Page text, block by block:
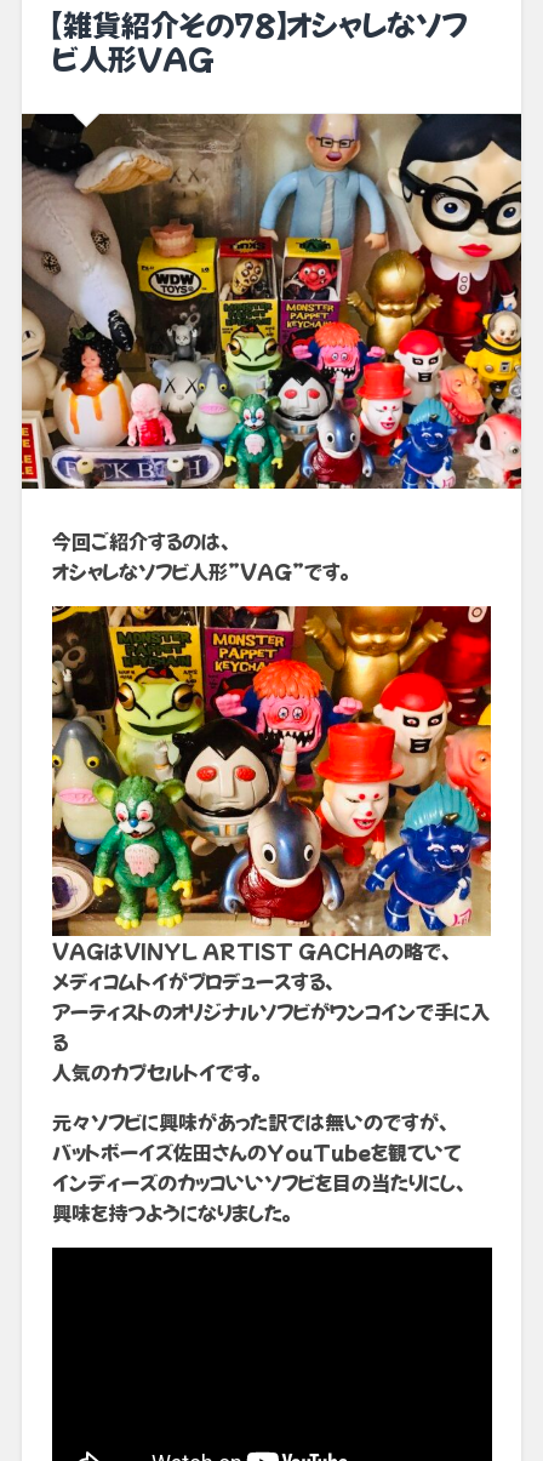
【雑貨紹介その78】オシャレなソフ
ビ人形VAG
今回ご紹介するのは、
オシャレなソフビ人形”VAG”です。
VAGはVINYL ARTIST GACHAの略で、
メディコムトイがプロデュースする、
アーティストのオリジナルソフビがワンコインで手に入
る
人気のカプセルトイです。
元々ソフビに興味があった訳では無いのですが、
バットボーイズ佐田さんのYouTubeを観ていて
インディーズのカッコいいソフビを目の当たりにし、
興味を持つようになりました。